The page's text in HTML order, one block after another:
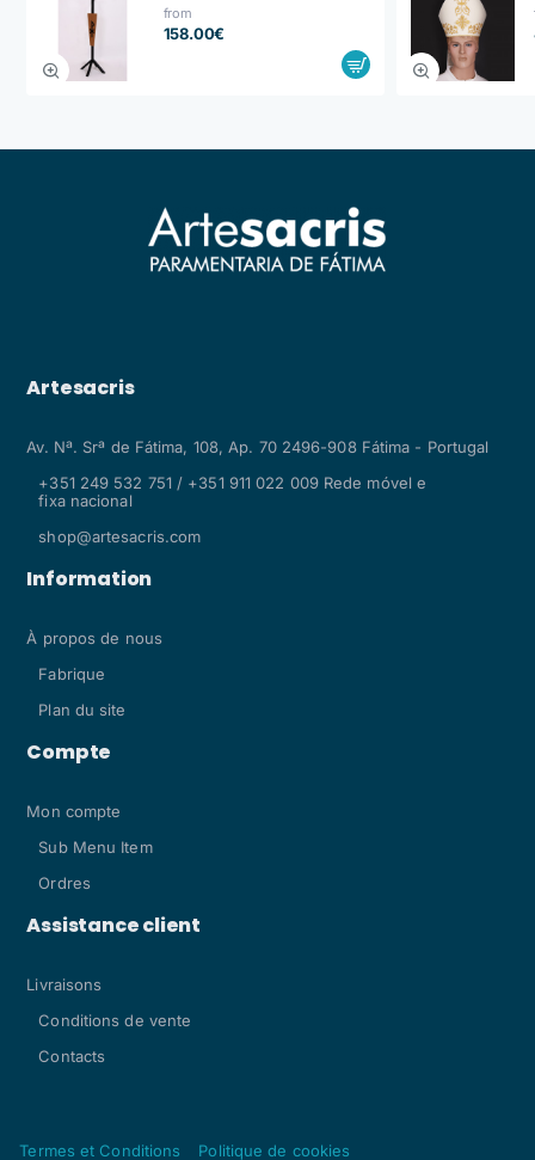
from
158.00€
Artesacris
Av. Nª. Srª de Fátima, 108, Ap. 70 2496-908 Fátima - Portugal
+351 249 532 751 / +351 911 022 009 Rede móvel e
fixa nacional
shop@artesacris.com
Information
À propos de nous
Fabrique
Plan du site
Compte
Mon compte
Sub Menu Item
Ordres
Assistance client
Livraisons
Conditions de vente
Contacts
Termes et Conditions Politique de cookies